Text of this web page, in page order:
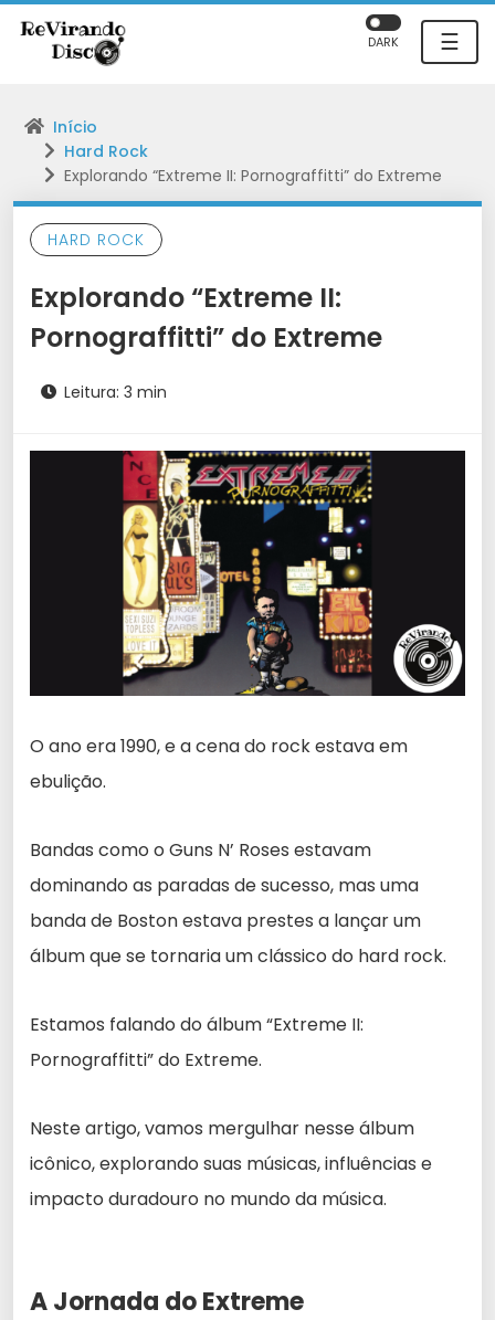
☰
DARK
Início
Hard Rock
Explorando “Extreme II: Pornograffitti” do Extreme
HARD ROCK
Explorando “Extreme II:
Pornograffitti” do Extreme
Leitura: 3 min
O ano era 1990, e a cena do rock estava em
ebulição.
Bandas como o Guns N’ Roses estavam
dominando as paradas de sucesso, mas uma
banda de Boston estava prestes a lançar um
álbum que se tornaria um clássico do hard rock.
Estamos falando do álbum “Extreme II:
Pornograffitti” do Extreme.
Neste artigo, vamos mergulhar nesse álbum
icônico, explorando suas músicas, influências e
impacto duradouro no mundo da música.
A Jornada do Extreme